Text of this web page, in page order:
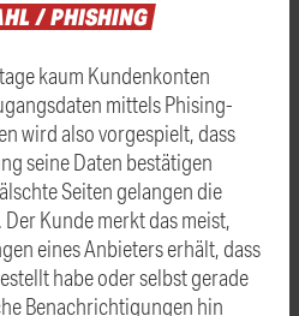
/PHISHING
kaum Kundenkonten
mittels Phising-
wird also vorgespielt, dass
seine Daten bestätigen
Seiten gelangen die
Kunde merkt das meist,
eines Anbieters erhält, dass
habe oder selbst gerade
Benachrichtigungen hin